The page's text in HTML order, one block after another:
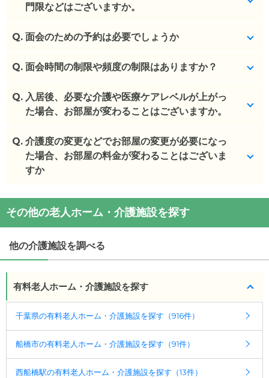
門限などはございますか。
お散歩、お買い物、外食等、原則、外出・外泊に制
9:00～18:00の事務所稼働時間外の対応は、時間を
(回答者: 施設担当者,回答日: 2024/02/26)
Q. 面会のための予約は必要でしょうか
予約不要です。
(回答者: 施設担当者,回答日: 2024/02/26)
Q. 面会時間の制限や頻度の制限はありますか？
特に制限はありませんが、9:00～18:00の時間内で
お願いしております。
(回答者: 施設担当者,回答日: 2024/02/26)
Q. 入居後、必要な介護や医療ケアレベルが上がっ
た場合、お部屋が変わることはございますか。
基本的にはございませんが、お身体状況の変化によ
りそのお部屋での介護が不可能と事業者が判断した
場合、一定の観察期間を設け、医師の意見を聴いた
と、住み替えていただく場合があります。
Q. 介護度の変更などでお部屋の変更が必要になっ
た場合、お部屋の料金が変わることはございま
すか
追加費用は発生しません。
ご入居様のご要望によりお部屋を変更する場合は、
費用が発生します。
(回答者: 施設担当者,回答日: 2024/02/26)
その他の老人ホーム・介護施設を探す
他の介護施設を調べる
有料老人ホーム・介護施設を探す
千葉県の有料老人ホーム・介護施設を探す（916件）
船橋市の有料老人ホーム・介護施設を探す（91件）
西船橋駅の有料老人ホーム・介護施設を探す（13件）